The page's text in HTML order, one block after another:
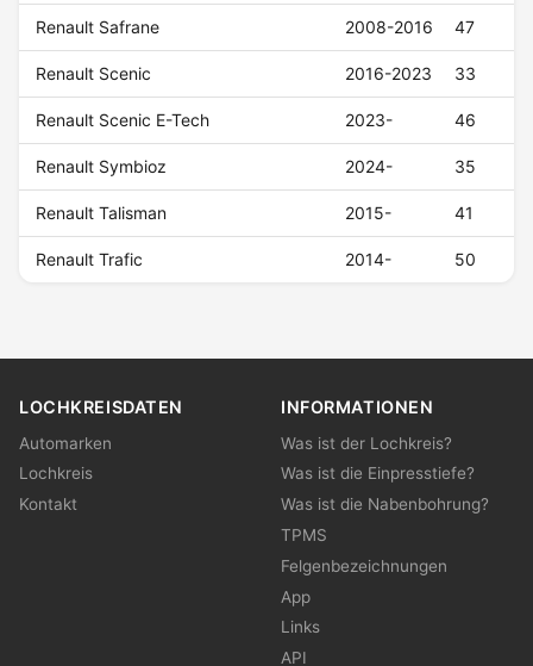
Renault Safrane 2008-2016 47
Renault Scenic 2016-2023 33
Renault Scenic E-Tech 2023- 46
Renault Symbioz 2024- 35
Renault Talisman 2015- 41
Renault Trafic 2014- 50
LOCHKREISDATEN
Automarken
Lochkreis
Kontakt
INFORMATIONEN
Was ist der Lochkreis?
Was ist die Einpresstiefe?
Was ist die Nabenbohrung?
TPMS
Felgenbezeichnungen
App
Links
API